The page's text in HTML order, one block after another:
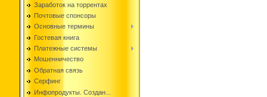
Заработок на торрентах
Почтовые спонсоры
Основные термины
Гостевая книга
Платежные системы
Мошенничество
Обратная связь
Серфинг
Инфопродукты. Создан...